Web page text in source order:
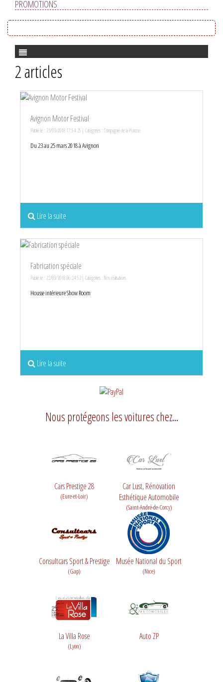
PROMOTIONS
2 articles
Avignon Motor Festival
Publié le : 23/03/2018 17:54:25 | Catégories : Compagnie de la Housse
Du 23 au 25 mars 2018 à Avignon
Lire la suite
Fabrication spéciale
Publié le : 22/03/2018 06:24:52 | Catégories : Nos réalisations
Housse intérieure Show Room
Lire la suite
Nous protégeons les voitures chez...
Cars Prestige 28
(Eure-et-Loir)
Car Lust, Rénovation
Esthétique Automobile
(Saint-André-de-Corcy)
Consultcars Sport & Prestige
(Gap)
Musée National du Sport
(Nice)
La Villa Rose
(Lyon)
Auto ZP